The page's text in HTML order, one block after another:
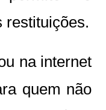
restituições.
na internet
quem não